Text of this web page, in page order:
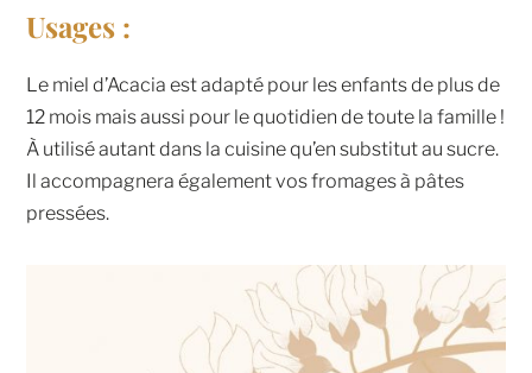
Usages :
Le miel d’Acacia est adapté pour les enfants de plus de
12 mois mais aussi pour le quotidien de toute la famille !
À utilisé autant dans la cuisine qu’en substitut au sucre.
Il accompagnera également vos fromages à pâtes
pressées.